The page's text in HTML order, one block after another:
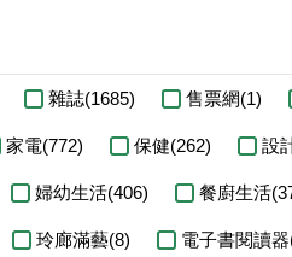
雜誌(1685) 售票網(1)
家電(772) 保健(262) 設
婦幼生活(406) 餐廚生活
玲廊滿藝(8) 電子書閱讀器